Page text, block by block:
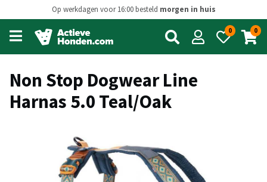
Op werkdagen voor 16:00 besteld morgen in huis
Open
main
menu
0 0
Non Stop Dogwear Line
Harnas 5.0 Teal/Oak